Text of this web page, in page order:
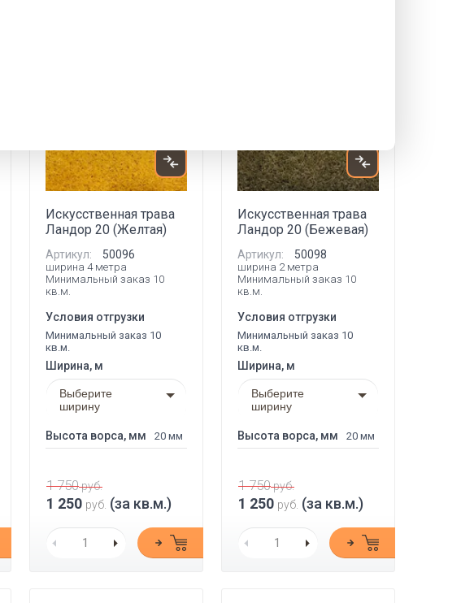
Искусственная трава
Ландор 20 (Желтая)
Артикул: 50096
ширина 4 метра
Минимальный заказ 10
кв.м.
Условия отгрузки
Минимальный заказ 10
кв.м.
Ширина, м
Выберите
ширину
Высота ворса, мм 20 мм
1 750руб.
1 250 руб. (за кв.м.)
Искусственная трава
Ландор 20 (Бежевая)
Артикул: 50098
ширина 2 метра
Минимальный заказ 10
кв.м.
Условия отгрузки
Минимальный заказ 10
кв.м.
Ширина, м
Выберите
ширину
Высота ворса, мм 20 мм
1 750руб.
1 250 руб. (за кв.м.)